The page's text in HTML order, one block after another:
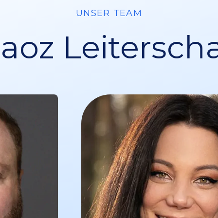
UNSER TEAM